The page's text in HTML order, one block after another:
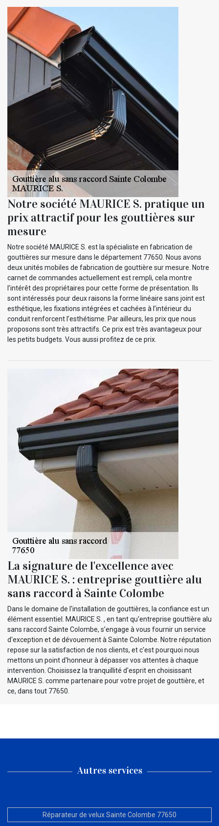
Notre société MAURICE S. pratique un
prix attractif pour les gouttières sur
mesure
Notre société MAURICE S. est la spécialiste en fabrication de
gouttières sur mesure dans le département 77650. Nous avons
deux unités mobiles de fabrication de gouttière sur mesure. Notre
carnet de commandes actuellement est rempli, cela montre
l’intérêt des propriétaires pour cette forme de présentation. Ils
sont intéressés pour deux raisons la forme linéaire sans joint est
esthétique, les fixations intégrées et cachées à l’intérieur du
conduit renforcent l’esthétisme. Par ailleurs, les prix que nous
proposons sont très attractifs. Ce prix est très avantageux pour
les petits budgets. Vous aussi profitez de ce prix.
La signature de l'excellence avec
MAURICE S. : entreprise gouttière alu
sans raccord à Sainte Colombe
Dans le domaine de l'installation de gouttières, la confiance est un
élément essentiel. MAURICE S. , en tant qu'entreprise gouttière alu
sans raccord Sainte Colombe, s’engage à vous fournir un service
d'exception et de dévouement à Sainte Colombe. Notre réputation
repose sur la satisfaction de nos clients, et c'est pourquoi nous
mettons un point d'honneur à dépasser vos attentes à chaque
intervention. Choisissez la tranquillité d'esprit en choisissant
MAURICE S. comme partenaire pour votre projet de gouttière, et
ce, dans tout 77650.
Autres services
Réparateur de velux Sainte Colombe 77650